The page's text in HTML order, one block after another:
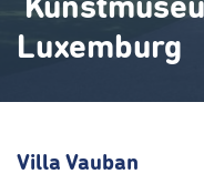
Luxemburg
Villa Vauban